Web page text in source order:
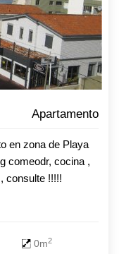
Apartamento
en zona de Playa
comeodr, cocina ,
consulte !!!!!
0m2